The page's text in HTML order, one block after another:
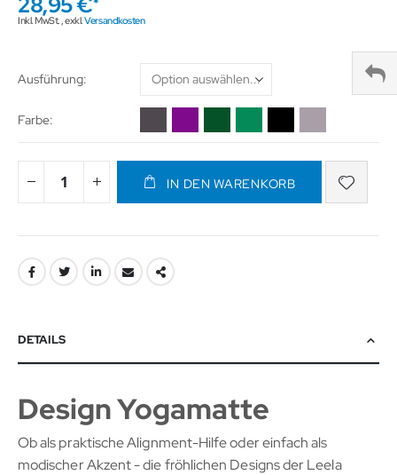
Inkl. MwSt.,exkl.Versandkosten
Ausführung
Farbe
IN DEN WARENKORB
DETAILS
Design Yogamatte
Ob als praktische Alignment-Hilfe oder einfach als
modischer Akzent - die fröhlichen Designs der Leela